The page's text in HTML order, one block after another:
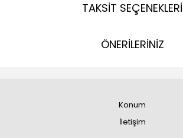
TAKSİT SEÇENEKLERİ
ÖNERİLERİNİZ
Konum
İletişim